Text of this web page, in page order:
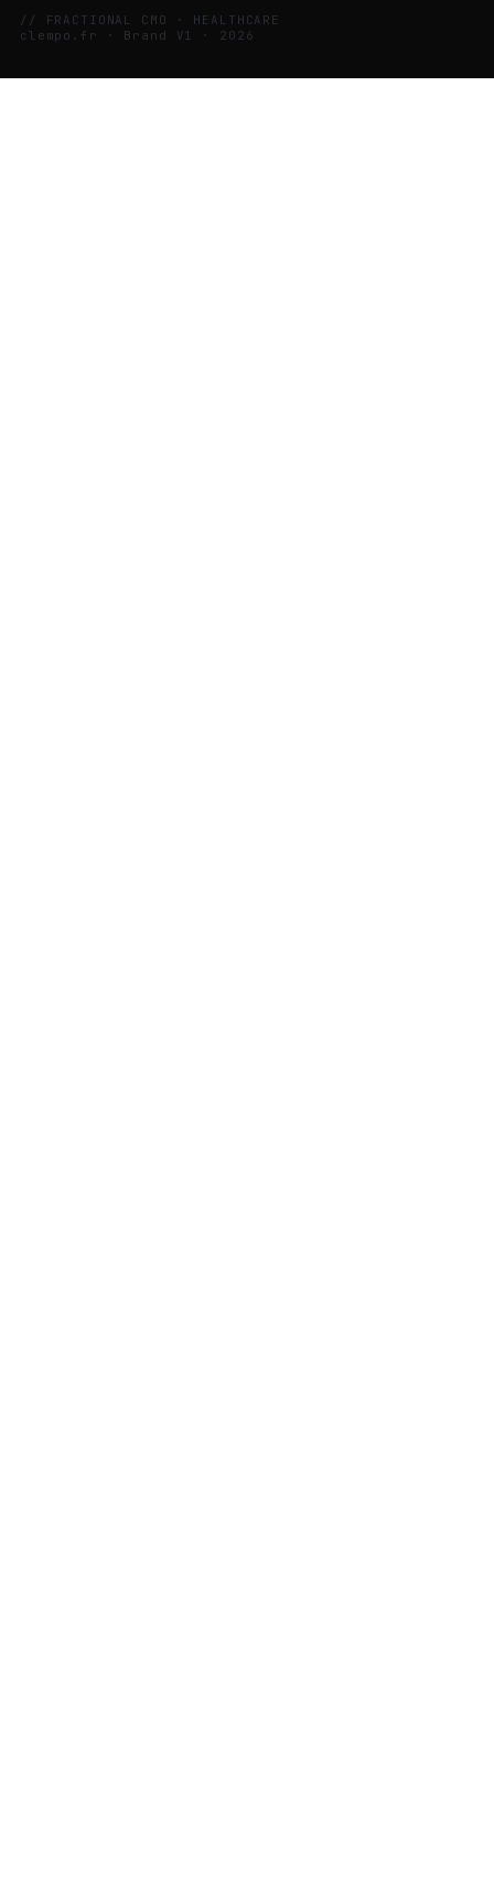
// FRACTIONAL CMO · HEALTHCARE
clempo.fr · Brand V1 · 2026